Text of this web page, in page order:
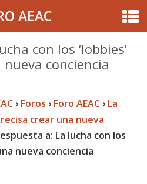
AEAC
con los ‘lobbies’
conciencia
› Foros › Foro AEAC › La
crear una nueva
a: La lucha con los
nueva conciencia